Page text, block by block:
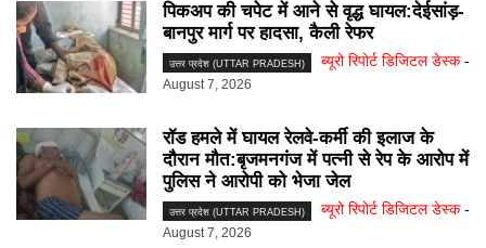
पिकअप की चपेट में आने से वृद्ध घायल:देईसांड़-
बानपुर मार्ग पर हादसा, कैली रेफर
उत्तर प्रदेश (UTTAR PRADESH) ब्यूरो रिपोर्ट डिजिटल डेस्क -
August 7, 2026
रॉड हमले में घायल रेलवे-कर्मी की इलाज के
दौरान मौत:बृजमनगंज में पत्नी से रेप के आरोप में
पुलिस ने आरोपी को भेजा जेल
उत्तर प्रदेश (UTTAR PRADESH) ब्यूरो रिपोर्ट डिजिटल डेस्क -
August 7, 2026